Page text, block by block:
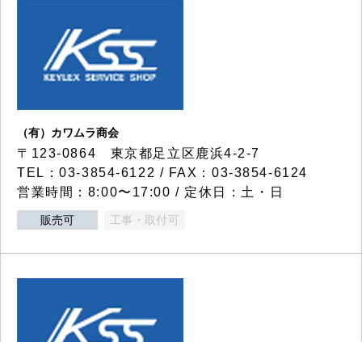
（有）カワムラ商会
〒123-0864 東京都足立区鹿浜4-2-7
TEL：03-3854-6122 / FAX：03-3854-6124
営業時間：8:00〜17:00 / 定休日：土・日
販売可 工事・取付可